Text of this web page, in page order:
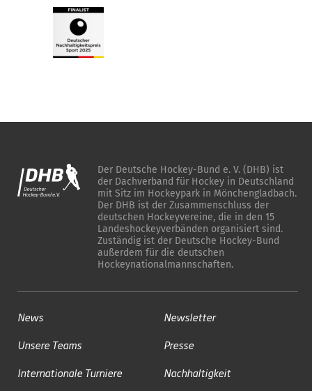
Der Deutsche Hockey-Bund e. V. (DHB) ist
der Dachverband für Hockey in Deutschland
mit Sitz im Hockeypark in Mönchengladbach.
Der DHB ist der Zusammenschluss der
deutschen Hockeyvereine, die in den 15
Landeshockeyverbänden organisiert sind.
Zuständig ist der Deutsche Hockey-Bund
außerdem für die deutschen
Hockeynationalmannschaften.
News
Unsere Teams
Internationale Turniere
Newsletter
Presse
Nachhaltigkeit